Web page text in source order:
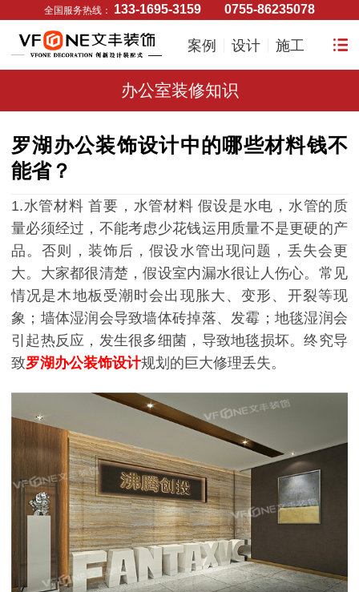
全国服务热线： 133-1695-3159 0755-86235078
案例 设计 施工
办公室装修知识
罗湖办公装饰设计中的哪些材料钱不
能省？
1.水管材料 首要，水管材料 假设是水电，水管的质
量必须经过，不能考虑少花钱运用质量不是更硬的产
品。否则，装饰后，假设水管出现问题，丢失会更
大。大家都很清楚，假设室内漏水很让人伤心。常见
情况是木地板受潮时会出现胀大、变形、开裂等现
象；墙体湿润会导致墙体砖掉落、发霉；地毯湿润会
引起热反应，发生很多细菌，导致地毯损坏。终究导
致罗湖办公装饰设计规划的巨大修理丢失。